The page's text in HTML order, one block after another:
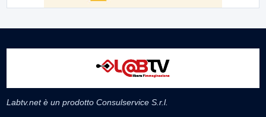
Labtv.net è un prodotto Consulservice S.r.l.